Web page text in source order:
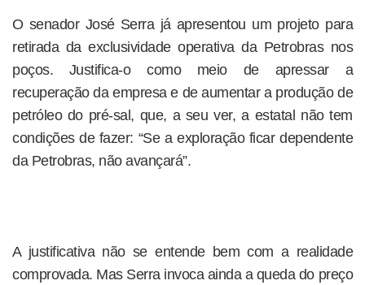
O senador José Serra já apresentou um projeto para
retirada da exclusividade operativa da Petrobras nos
poços. Justifica-o como meio de apressar a
recuperação da empresa e de aumentar a produção de
petróleo do pré-sal, que, a seu ver, a estatal não tem
condições de fazer: “Se a exploração ficar dependente
da Petrobras, não avançará”.
A justificativa não se entende bem com a realidade
comprovada. Mas Serra invoca ainda a queda do preço